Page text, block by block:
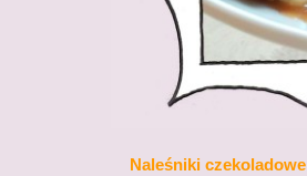
Naleśniki czekoladowe